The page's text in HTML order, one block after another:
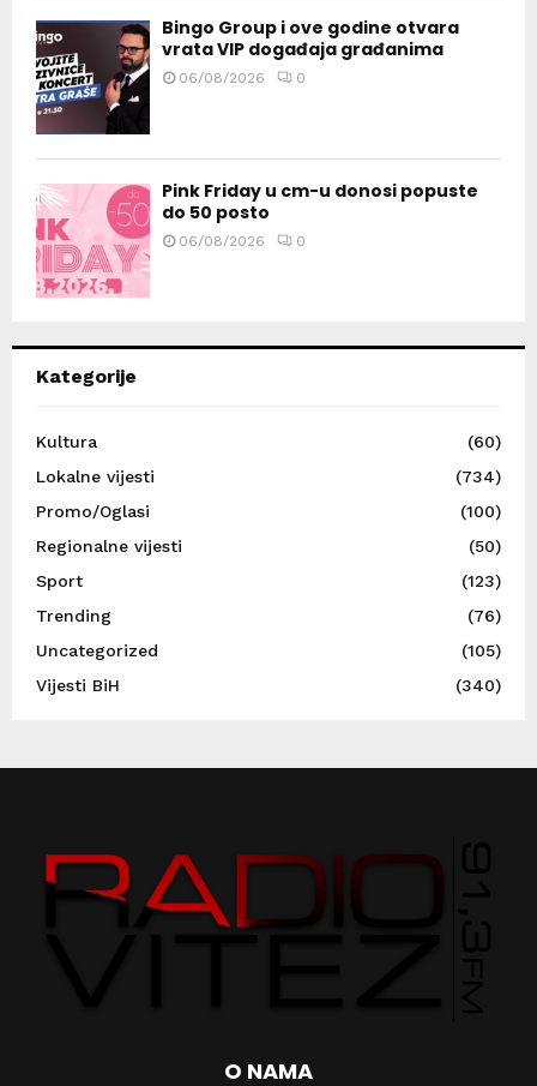
Bingo Group i ove godine otvara
vrata VIP događaja građanima
06/08/2026 0
Pink Friday u cm-u donosi popuste
do 50 posto
06/08/2026 0
Kategorije
Kultura
(60)
Lokalne vijesti
(734)
Promo/Oglasi
(100)
Regionalne vijesti
(50)
Sport
(123)
Trending
(76)
Uncategorized
(105)
Vijesti BiH
(340)
O NAMA